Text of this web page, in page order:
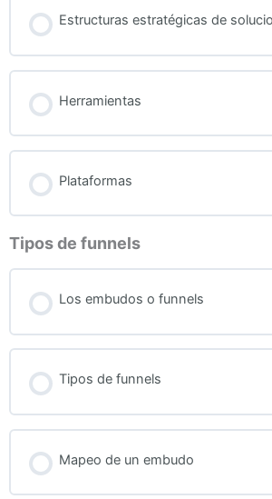
Estructuras estratégicas de
Herramientas
Plataformas
Tipos de funnels
Los embudos o funnels
Tipos de funnels
Mapeo de un embudo